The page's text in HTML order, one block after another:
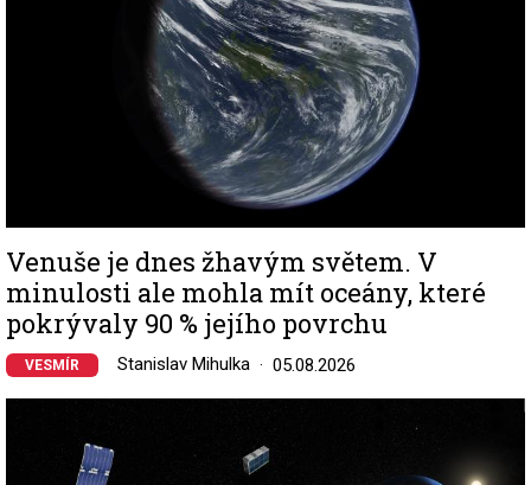
Venuše je dnes žhavým světem. V
minulosti ale mohla mít oceány, které
pokrývaly 90 % jejího povrchu
VESMÍR Stanislav Mihulka 05.08.2026